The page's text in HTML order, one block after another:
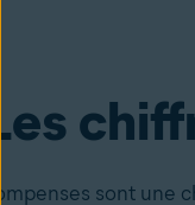
sont une